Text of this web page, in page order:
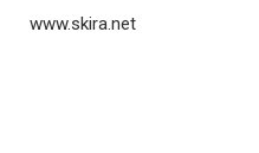
www.skira.net